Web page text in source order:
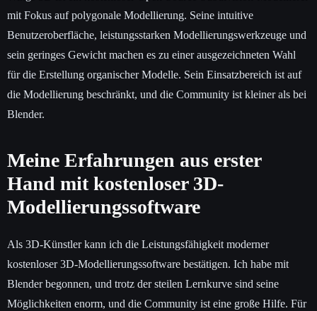
mit Fokus auf polygonale Modellierung. Seine intuitive
Benutzeroberfläche, leistungsstarken Modellierungswerkzeuge und
sein geringes Gewicht machen es zu einer ausgezeichneten Wahl
für die Erstellung organischer Modelle. Sein Einsatzbereich ist auf
die Modellierung beschränkt, und die Community ist kleiner als bei
Blender.
Meine Erfahrungen aus erster
Hand mit kostenloser 3D-
Modellierungssoftware
Als 3D-Künstler kann ich die Leistungsfähigkeit moderner
kostenloser 3D-Modellierungssoftware bestätigen. Ich habe mit
Blender begonnen, und trotz der steilen Lernkurve sind seine
Möglichkeiten enorm, und die Community ist eine große Hilfe. Für